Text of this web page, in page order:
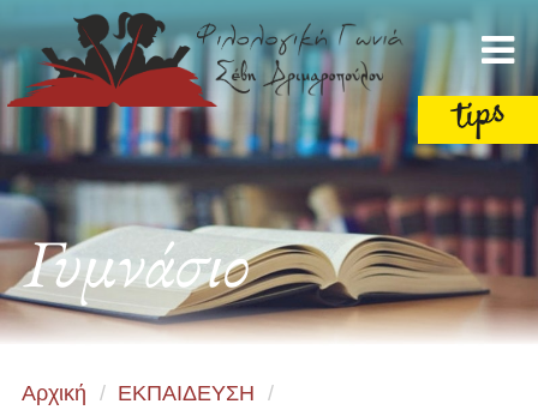
Γυμνάσιο
Αρχική / ΕΚΠΑΙΔΕΥΣΗ /